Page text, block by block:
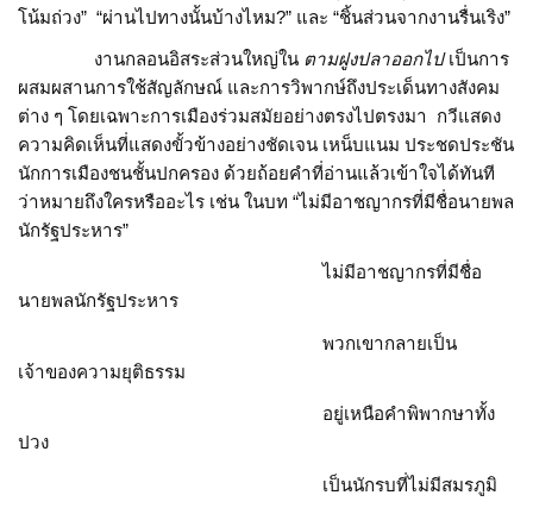
โน้มถ่วง” “ผ่านไปทางนั้นบ้างไหม?” และ “ชิ้นส่วนจากงานรื่นเริง”
งานกลอนอิสระส่วนใหญ่ใน ตามฝูงปลาออกไปเป็นการ
ผสมผสานการใช้สัญลักษณ์ และการวิพากษ์ถึงประเด็นทางสังคม
ต่าง ๆ โดยเฉพาะการเมืองร่วมสมัยอย่างตรงไปตรงมา กวีแสดง
ความคิดเห็นที่แสดงขั้วข้างอย่างชัดเจน เหน็บแนม ประชดประชัน
นักการเมืองชนชั้นปกครอง ด้วยถ้อยคำที่อ่านแล้วเข้าใจได้ทันที
ว่าหมายถึงใครหรืออะไร เช่น ในบท “ไม่มีอาชญากรที่มีชื่อนายพล
นักรัฐประหาร”
ไม่มีอาชญากรที่มีชื่อ
นายพลนักรัฐประหาร
พวกเขากลายเป็น
เจ้าของความยุติธรรม
อยู่เหนือคำพิพากษาทั้ง
ปวง
เป็นนักรบที่ไม่มีสมรภูมิ